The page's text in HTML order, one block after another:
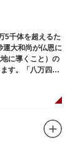
5千体を超えるた
運大和尚が仏恩に
に導くこと）の
す。「八万四
各地にも造立さ
続けていま